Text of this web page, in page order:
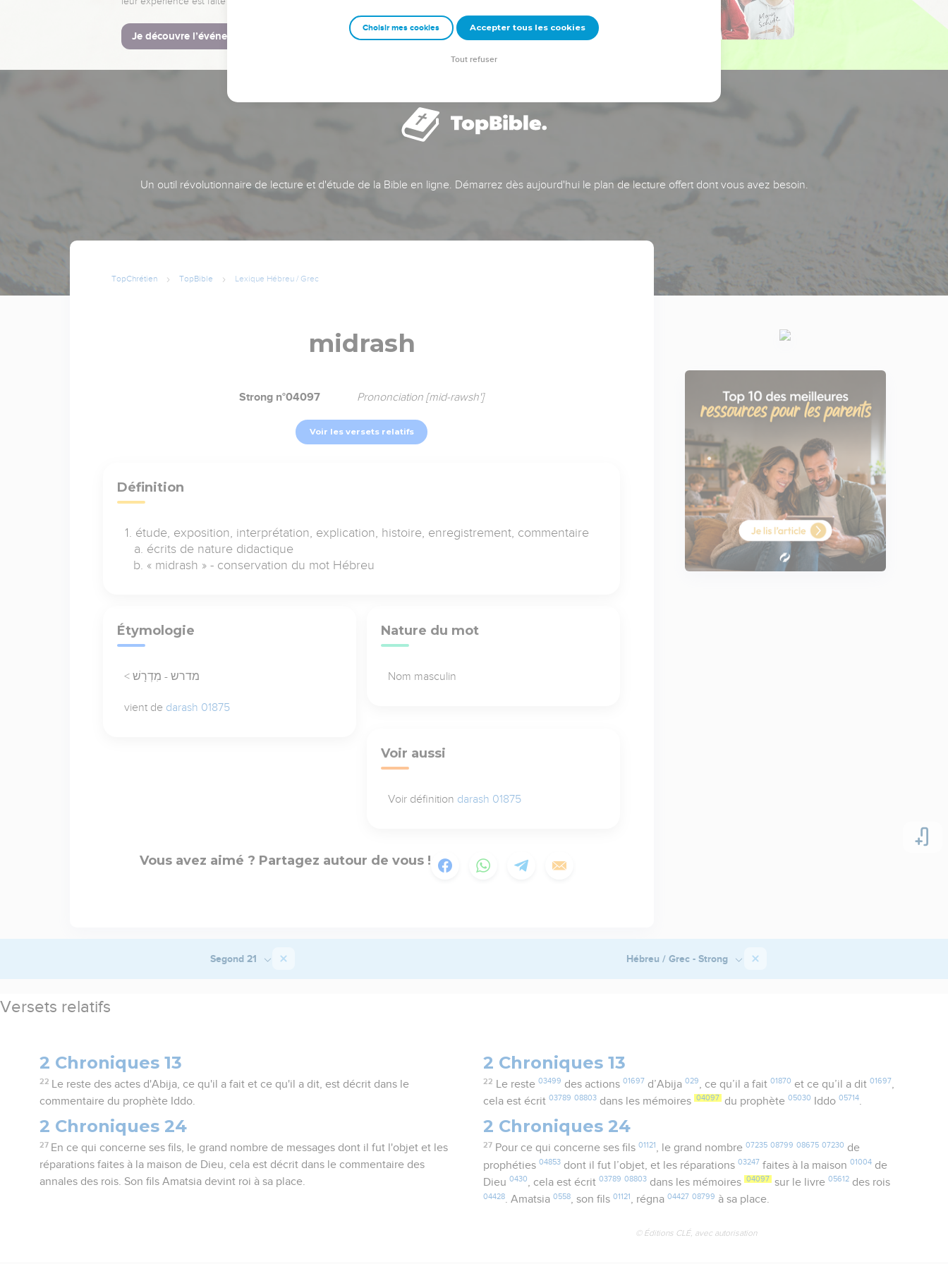
Je découvre l’événement
Un outil révolutionnaire de lecture et d'étude de la Bible en ligne. Démarrez dès aujourd'hui le plan de lecture offert dont vous avez besoin.
TopChrétien TopBible Lexique Hébreu / Grec
midrash
Strong n°04097 Prononciation [mid-rawsh']
Voir les versets relatifs
Définition
étude, exposition, interprétation, explication, histoire, enregistrement, commentaire
écrits de nature didactique
« midrash » - conservation du mot Hébreu
Étymologie
< מדרש - מִדְרָשׁ
vient de darash 01875
Nature du mot
Nom masculin
Voir aussi
Voir définition darash 01875
Vous avez aimé ? Partagez autour de vous !
Segond 21 Hébreu / Grec - Strong
Versets relatifs
2 Chroniques 13
22
Le reste des actes d'Abija, ce qu'il a fait et ce qu'il a dit, est décrit dans le
commentaire du prophète Iddo.
2 Chroniques 24
27 En ce qui concerne ses fils, le grand nombre de messages dont il fut l'objet et les
réparations faites à la maison de Dieu, cela est décrit dans le commentaire des
annales des rois. Son fils Amatsia devint roi à sa place.
2 Chroniques 13
22 Le reste 03499 des actions 01697 d’Abija 029 , ce qu’il a fait 01870 et ce qu’il a dit 01697
cela est écrit03789 08803 dans les mémoires 04097 du prophète05030 Iddo05714.
2 Chroniques 24
27 Pour ce qui concerne ses fils 01121 , le grand nombre 07235 08799 08675 07230 de
prophéties04853 dont il fut l’objet, et les réparations03247 faites à la maison01004 de
Dieu0430, cela est écrit03789 08803 dans les mémoires 04097 sur le livre05612 des rois
04428. Amatsia0558, son fils01121 , régna04427 08799 à sa place.
© Éditions CLÉ, avec autorisation
Choisir mes cookies Accepter tous les cookies
Tout refuser